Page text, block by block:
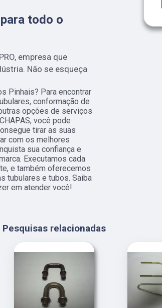
todo o
empresa que
Não se esqueça
Pinhais? Para encontrar
conformação de
opções de serviços
você pode
tirar as suas
com os melhores
sua confiança e
Executamos cada
e também oferecemos
tubulares e tubos. Saiba
em atender você!
Pesquisas relacionadas